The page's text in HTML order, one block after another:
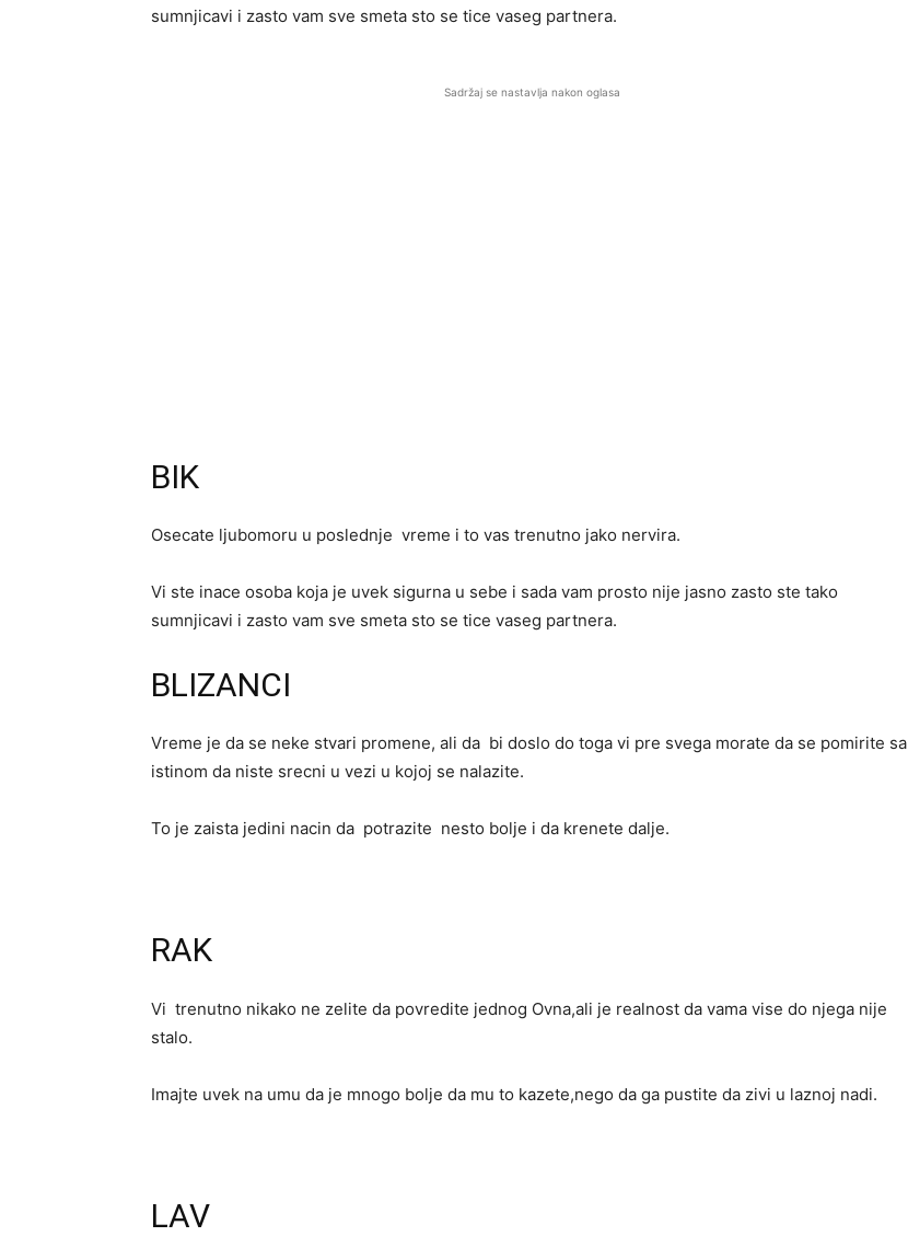
sumnjicavi i zasto vam sve smeta sto se tice vaseg partnera.
Sadržaj se nastavlja nakon oglasa
BIK
Osecate ljubomoru u poslednje vreme i to vas trenutno jako nervira.
Vi ste inace osoba koja je uvek sigurna u sebe i sada vam prosto nije jasno zasto ste tako
sumnjicavi i zasto vam sve smeta sto se tice vaseg partnera.
BLIZANCI
Vreme je da se neke stvari promene, ali da bi doslo do toga vi pre svega morate da se pomirite sa
istinom da niste srecni u vezi u kojoj se nalazite.
To je zaista jedini nacin da potrazite nesto bolje i da krenete dalje.
RAK
Vi trenutno nikako ne zelite da povredite jednog Ovna,ali je realnost da vama vise do njega nije
stalo.
Imajte uvek na umu da je mnogo bolje da mu to kazete,nego da ga pustite da zivi u laznoj nadi.
LAV